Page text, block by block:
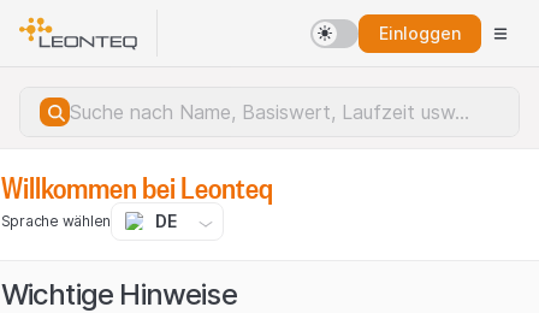
Einloggen
Willkommen bei Leonteq
Sprache wählen DE
Wichtige Hinweise